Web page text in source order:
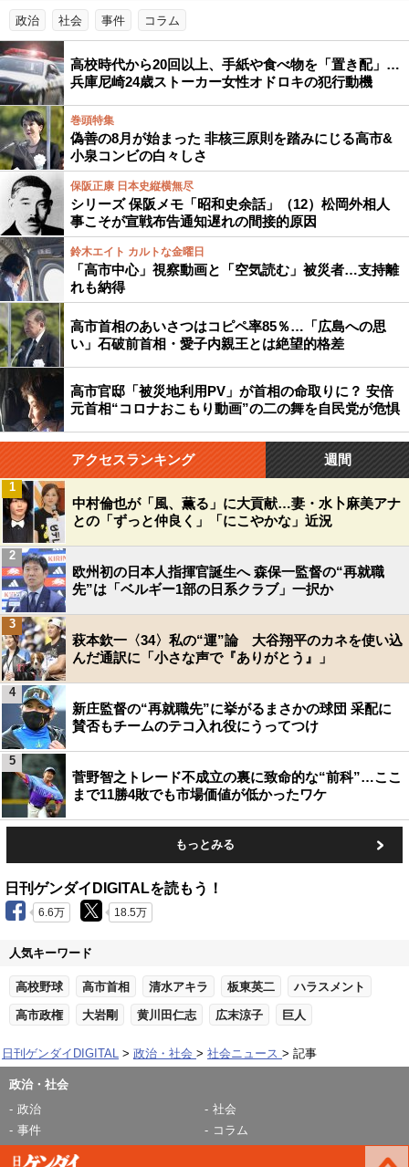
政治 社会 事件 コラム
高校時代から20回以上、手紙や食べ物を「置き配」…
兵庫尼崎24歳ストーカー女性オドロキの犯行動機
巻頭特集
偽善の8月が始まった 非核三原則を踏みにじる高市&
小泉コンビの白々しさ
保阪正康 日本史縦横無尽
シリーズ 保阪メモ「昭和史余話」（12）松岡外相人
事こそが宣戦布告通知遅れの間接的原因
鈴木エイト カルトな金曜日
「高市中心」視察動画と「空気読む」被災者…支持離
れも納得
高市首相のあいさつはコピペ率85％…「広島への思
い」石破前首相・愛子内親王とは絶望的格差
高市官邸「被災地利用PV」が首相の命取りに？ 安倍
元首相“コロナおこもり動画”の二の舞を自民党が危惧
アクセスランキング 週間
中村倫也が「風、薫る」に大貢献…妻・水卜麻美アナ
との「ずっと仲良く」「にこやかな」近況
1
欧州初の日本人指揮官誕生へ 森保一監督の“再就職
先”は「ベルギー1部の日系クラブ」一択か
2
萩本欽一〈34〉私の“運”論 大谷翔平のカネを使い込
んだ通訳に「小さな声で『ありがとう』」
3
新庄監督の“再就職先”に挙がるまさかの球団 采配に
賛否もチームのテコ入れ役にうってつけ
4
菅野智之トレード不成立の裏に致命的な“前科”…ここ
まで11勝4敗でも市場価値が低かったワケ
5
もっとみる
日刊ゲンダイDIGITALを読もう！
6.6万 18.5万
人気キーワード
高校野球 高市首相 清水アキラ 板東英二 ハラスメント
高市政権 大岩剛 黄川田仁志 広末涼子 巨人
日刊ゲンダイDIGITAL 政治・社会 社会ニュース 記事
政治・社会
政治
社会
事件
コラム